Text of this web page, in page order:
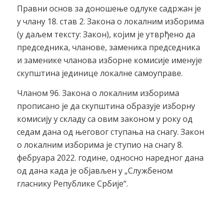
Правни основ за доношење одлуке садржан је
у члану 18. став 2. Закона о локалним изборима
(у даљем тексту: Закон), којим је утврђено да
председника, чланове, заменика председника
и заменике чланова изборне комисије именује
скупштина јединице локалне самоуправе.
Чланом 96. Закона о локалним изборима
прописано је да скупштина образује изборну
комисију у складу са овим законом у року од
седам дана од његовог ступања на снагу. Закон
о локалним изборима је ступио на снагу 8.
фебруара 2022. године, односно наредног дана
од дана када је објављен у „Службеном
гласнику Републике Србије“.